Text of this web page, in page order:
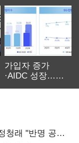
가입자 증가
·AIDC 성장…
청래 "반명 공세